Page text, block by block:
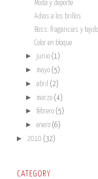
Moda y deporte
Adios a los brillos
Boss: fragancias y
Color en bloque
► junio (1)
► mayo (5)
► abril (2)
► marzo (4)
► febrero (5)
► enero (6)
► 2010 (32)
CATEGORY